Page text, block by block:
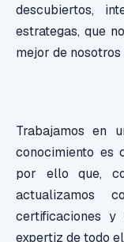
descubiertos,
estrategas, que
mejor de
Trabajamos en
conocimiento es
por ello que,
actualizamos
certificaciones
expertiz de todo